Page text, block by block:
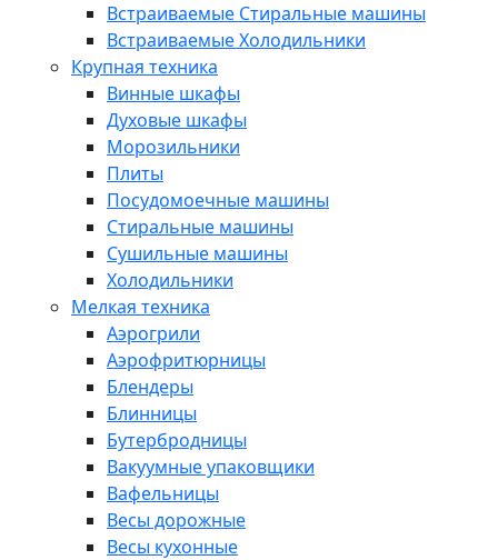
Встраиваемые Стиральные машины
Встраиваемые Холодильники
Крупная техника
Винные шкафы
Духовые шкафы
Морозильники
Плиты
Посудомоечные машины
Стиральные машины
Сушильные машины
Холодильники
Мелкая техника
Аэрогрили
Аэрофритюрницы
Блендеры
Блинницы
Бутербродницы
Вакуумные упаковщики
Вафельницы
Весы дорожные
Весы кухонные